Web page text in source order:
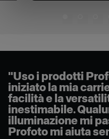
"Uso i prodotti
iniziato la mia
facilità e la
inestimabile.
illuminazione mi
Profoto mi aiuta